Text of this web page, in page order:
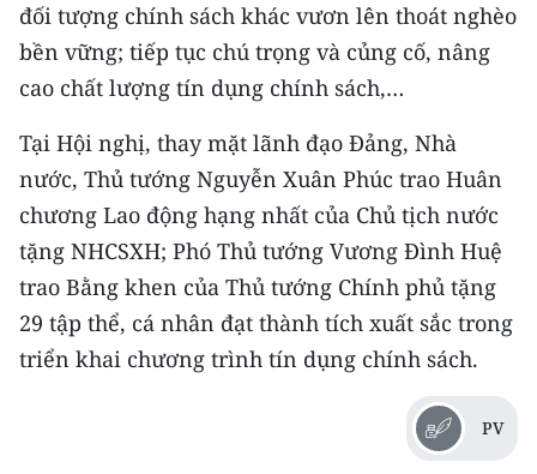
CHUYÊN ĐỀ
CÁC CHUYÊN TRANG
VỀ BÁO NHÂN DÂN
THỜI NAY
NHÂN DÂN CUỐI TUẦN
NHÂN DÂN HẰNG THÁNG
đối tượng chính sách khác vươn lên thoát nghèo
bền vững; tiếp tục chú trọng và củng cố, nâng
cao chất lượng tín dụng chính sách,…
Tại Hội nghị, thay mặt lãnh đạo Đảng, Nhà
nước, Thủ tướng Nguyễn Xuân Phúc trao Huân
chương Lao động hạng nhất của Chủ tịch nước
tặng NHCSXH; Phó Thủ tướng Vương Đình Huệ
trao Bằng khen của Thủ tướng Chính phủ tặng
29 tập thể, cá nhân đạt thành tích xuất sắc trong
triển khai chương trình tín dụng chính sách.
PV